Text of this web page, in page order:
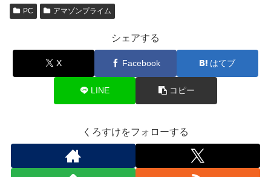
PC アマゾンプライム
シェアする
X Facebook はてブ
LINE コピー
くろすけをフォローする